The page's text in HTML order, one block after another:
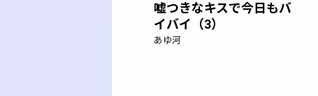
嘘つきなキスで今日もバ
イバイ（3）
あゆ河